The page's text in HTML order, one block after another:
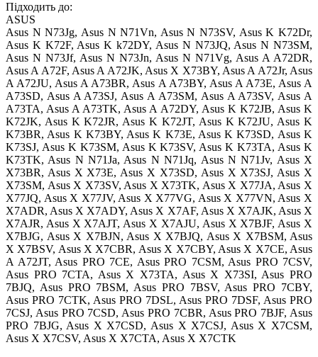
Підходить до:
ASUS
Asus N N73Jg, Asus N N71Vn, Asus N N73SV, Asus K K72Dr,
Asus K K72F, Asus K k72DY, Asus N N73JQ, Asus N N73SM,
Asus N N73Jf, Asus N N73Jn, Asus N N71Vg, Asus A A72DR,
Asus A A72F, Asus A A72JK, Asus X X73BY, Asus A A72Jr, Asus
A A72JU, Asus A A73BR, Asus A A73BY, Asus A A73E, Asus A
A73SD, Asus A A73SJ, Asus A A73SM, Asus A A73SV, Asus A
A73TA, Asus A A73TK, Asus A A72DY, Asus K K72JB, Asus K
K72JK, Asus K K72JR, Asus K K72JT, Asus K K72JU, Asus K
K73BR, Asus K K73BY, Asus K K73E, Asus K K73SD, Asus K
K73SJ, Asus K K73SM, Asus K K73SV, Asus K K73TA, Asus K
K73TK, Asus N N71Ja, Asus N N71Jq, Asus N N71Jv, Asus X
X73BR, Asus X X73E, Asus X X73SD, Asus X X73SJ, Asus X
X73SM, Asus X X73SV, Asus X X73TK, Asus X X77JA, Asus X
X77JQ, Asus X X77JV, Asus X X77VG, Asus X X77VN, Asus X
X7ADR, Asus X X7ADY, Asus X X7AF, Asus X X7AJK, Asus X
X7AJR, Asus X X7AJT, Asus X X7AJU, Asus X X7BJF, Asus X
X7BJG, Asus X X7BJN, Asus X X7BJQ, Asus X X7BSM, Asus
X X7BSV, Asus X X7CBR, Asus X X7CBY, Asus X X7CE, Asus
A A72JT, Asus PRO 7CE, Asus PRO 7CSM, Asus PRO 7CSV,
Asus PRO 7CTA, Asus X X73TA, Asus X X73SI, Asus PRO
7BJQ, Asus PRO 7BSM, Asus PRO 7BSV, Asus PRO 7CBY,
Asus PRO 7CTK, Asus PRO 7DSL, Asus PRO 7DSF, Asus PRO
7CSJ, Asus PRO 7CSD, Asus PRO 7CBR, Asus PRO 7BJF, Asus
PRO 7BJG, Asus X X7CSD, Asus X X7CSJ, Asus X X7CSM,
Asus X X7CSV, Asus X X7CTA, Asus X X7CTK